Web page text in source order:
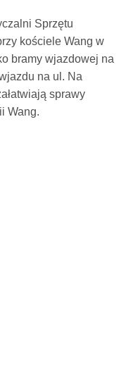
Sprzętu
kościele Wang w
bramy wjazdowej na
na ul. Na
sprawy
Wang.